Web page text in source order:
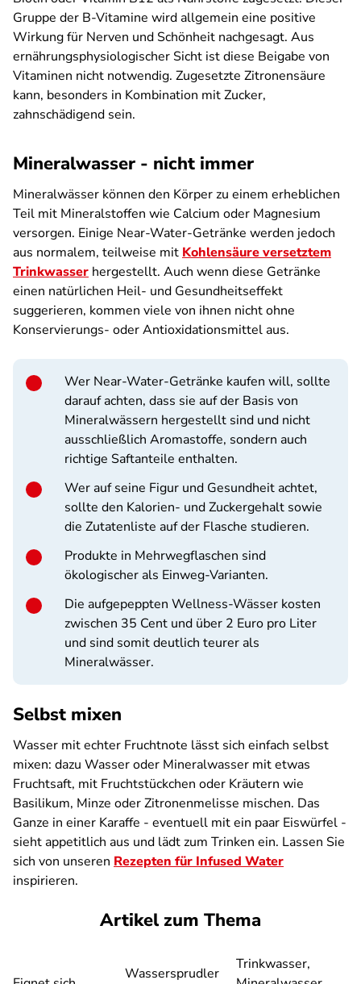
Gruppe der B-Vitamine wird allgemein eine positive
Wirkung für Nerven und Schönheit nachgesagt. Aus
ernährungsphysiologischer Sicht ist diese Beigabe von
Vitaminen nicht notwendig. Zugesetzte Zitronensäure
kann, besonders in Kombination mit Zucker,
zahnschädigend sein.
Mineralwasser - nicht immer
Mineralwässer können den Körper zu einem erheblichen
Teil mit Mineralstoffen wie Calcium oder Magnesium
versorgen. Einige Near-Water-Getränke werden jedoch
aus normalem, teilweise mit Kohlensäure versetztem
Trinkwasser hergestellt. Auch wenn diese Getränke
einen natürlichen Heil- und Gesundheitseffekt
suggerieren, kommen viele von ihnen nicht ohne
Konservierungs- oder Antioxidationsmittel aus.
Wer Near-Water-Getränke kaufen will, sollte
darauf achten, dass sie auf der Basis von
Mineralwässern hergestellt sind und nicht
ausschließlich Aromastoffe, sondern auch
richtige Saftanteile enthalten.
Wer auf seine Figur und Gesundheit achtet,
sollte den Kalorien- und Zuckergehalt sowie
die Zutatenliste auf der Flasche studieren.
Produkte in Mehrwegflaschen sind
ökologischer als Einweg-Varianten.
Die aufgepeppten Wellness-Wässer kosten
zwischen 35 Cent und über 2 Euro pro Liter
und sind somit deutlich teurer als
Mineralwässer.
Selbst mixen
Wasser mit echter Fruchtnote lässt sich einfach selbst
mixen: dazu Wasser oder Mineralwasser mit etwas
Fruchtsaft, mit Fruchtstückchen oder Kräutern wie
Basilikum, Minze oder Zitronenmelisse mischen. Das
Ganze in einer Karaffe - eventuell mit ein paar Eiswürfel -
sieht appetitlich aus und lädt zum Trinken ein. Lassen Sie
sich von unseren Rezepten für Infused Water
inspirieren.
Artikel zum Thema
Wassersprudler
Trinkwasser,